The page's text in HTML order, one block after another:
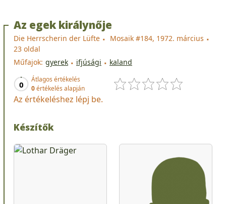
Az egek királynője
Die Herrscherin der Lüfte
Mosaik #184, 1972. március
23 oldal
Műfajok: gyerek ifjúsági kaland
0
Átlagos értékelés
0értékelés alapján
Az értékeléshez lépj be.
Készítők